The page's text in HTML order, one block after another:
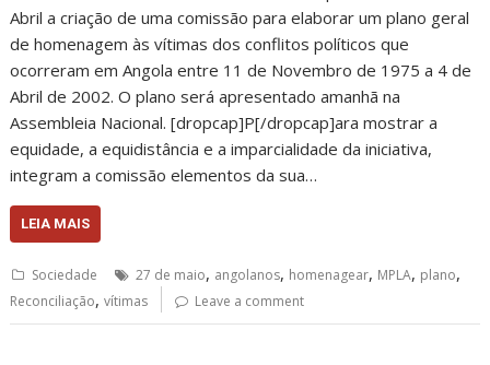
Abril a criação de uma comissão para elaborar um plano geral
de homenagem às vítimas dos conflitos políticos que
ocorreram em Angola entre 11 de Novembro de 1975 a 4 de
Abril de 2002. O plano será apresentado amanhã na
Assembleia Nacional. [dropcap]P[/dropcap]ara mostrar a
equidade, a equidistância e a imparcialidade da iniciativa,
integram a comissão elementos da sua…
LEIA MAIS
Sociedade 27 de maio, angolanos, homenagear, MPLA, plano,
Reconciliação,vítimas Leave a comment